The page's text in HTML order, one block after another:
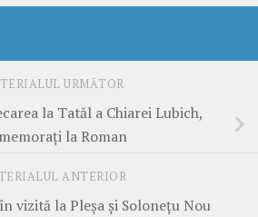
URMĂTOR
la Tatăl a Chiarei Lubich,
la Roman
ANTERIOR
vizită la Pleșa și Solonețu Nou